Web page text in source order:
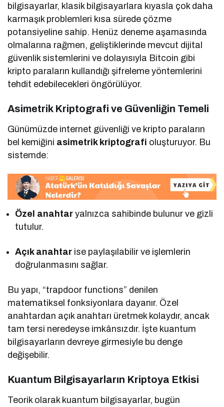
bilgisayarlar, klasik bilgisayarlara kıyasla çok daha
karmaşık problemleri kısa sürede çözme
potansiyeline sahip. Henüz deneme aşamasında
olmalarına rağmen, geliştiklerinde mevcut dijital
güvenlik sistemlerini ve dolayısıyla Bitcoin gibi
kripto paraların kullandığı şifreleme yöntemlerini
tehdit edebilecekleri öngörülüyor.
Asimetrik Kriptografi ve Güvenliğin Temeli
Günümüzde internet güvenliği ve kripto paraların
bel kemiğini asimetrik kriptografi oluşturuyor. Bu
sistemde:
Özel anahtar yalnızca sahibinde bulunur ve gizli
tutulur.
Açık anahtar ise paylaşılabilir ve işlemlerin
doğrulanmasını sağlar.
Bu yapı, “trapdoor functions” denilen
matematiksel fonksiyonlara dayanır. Özel
anahtardan açık anahtarı üretmek kolaydır, ancak
tam tersi neredeyse imkânsızdır. İşte kuantum
bilgisayarların devreye girmesiyle bu denge
değişebilir.
Kuantum Bilgisayarların Kriptoya Etkisi
Teorik olarak kuantum bilgisayarlar, bugün